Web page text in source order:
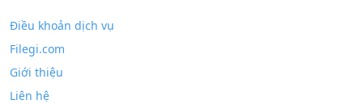
Điều khoản dịch vụ
Filegi.com
Giới thiệu
Liên hệ